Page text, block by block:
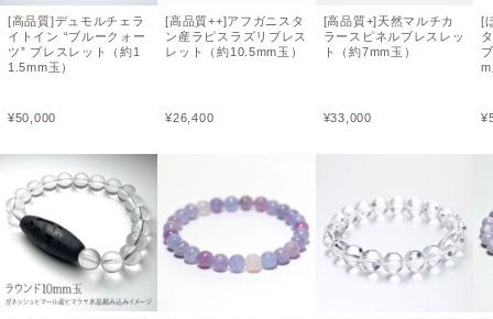
[高品質]デュモルチェラ
イトイン “ブルークォー
ツ” ブレスレット（約1
1.5mm玉）
¥50,000
[高品質++]アフガニスタ
ン産ラピスラズリブレス
レット（約10.5mm玉）
¥26,400
[高品質+]天然マルチカ
ラースピネルブレスレッ
ト（約7mm玉）
¥33,000
[
¥